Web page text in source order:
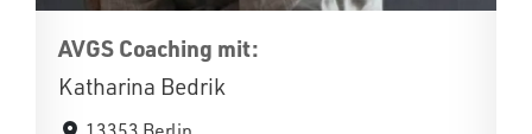
AVGS Coaching mit:
Katharina Bedrik